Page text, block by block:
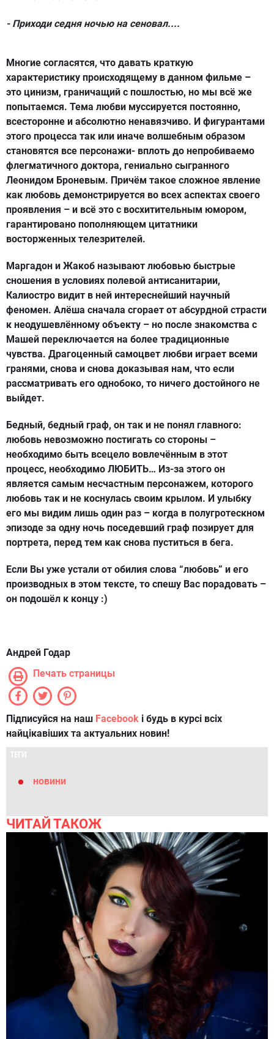
- Приходи седня ночью на сеновал....
Многие согласятся, что давать краткую
характеристику происходящему в данном фильме –
это цинизм, граничащий с пошлостью, но мы всё же
попытаемся. Тема любви муссируется постоянно,
всесторонне и абсолютно ненавязчиво. И фигурантами
этого процесса так или иначе волшебным образом
становятся все персонажи- вплоть до непробиваемо
флегматичного доктора, гениально сыгранного
Леонидом Броневым. Причём такое сложное явление
как любовь демонстрируется во всех аспектах своего
проявления – и всё это с восхитительным юмором,
гарантировано пополняющем цитатники
восторженных телезрителей.
Маргадон и Жакоб называют любовью быстрые
сношения в условиях полевой антисанитарии,
Калиостро видит в ней интереснейший научный
феномен. Алёша сначала сгорает от абсурдной страсти
к неодушевлённому объекту – но после знакомства с
Машей переключается на более традиционные
чувства. Драгоценный самоцвет любви играет всеми
гранями, снова и снова доказывая нам, что если
рассматривать его однобоко, то ничего достойного не
выйдет.
Бедный, бедный граф, он так и не понял главного:
любовь невозможно постигать со стороны –
необходимо быть всецело вовлечённым в этот
процесс, необходимо ЛЮБИТЬ… Из-за этого он
является самым несчастным персонажем, которого
любовь так и не коснулась своим крылом. И улыбку
его мы видим лишь один раз – когда в полугротескном
эпизоде за одну ночь поседевший граф позирует для
портрета, перед тем как снова пуститься в бега.
Если Вы уже устали от обилия слова “любовь” и его
производных в этом тексте, то спешу Вас порадовать –
он подошёл к концу :)
Андрей Годар
Печать страницы
Підписуйся на наш Facebook і будь в курсі всіх
найцікавіших та актуальних новин!
ТЕГИ
новини
ЧИТАЙ ТАКОЖ